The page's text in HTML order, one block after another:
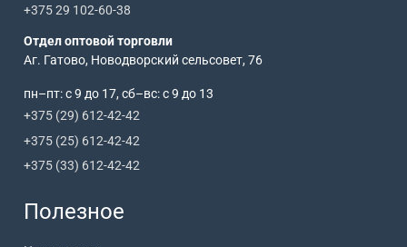
Полезное
+375 29 102-60-38
Отдел оптовой торговли
Аг. Гатово, Новодворский сельсовет, 76
пн–пт: с 9 до 17, сб–вс: с 9 до 13
+375 (29) 612-42-42
+375 (25) 612-42-42
+375 (33) 612-42-42